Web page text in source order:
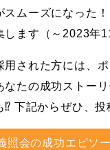
スムーズになった
します（～2023年
用された方には、
なたの成功ストー
下記からぜひ、投
照会の成功エピソ